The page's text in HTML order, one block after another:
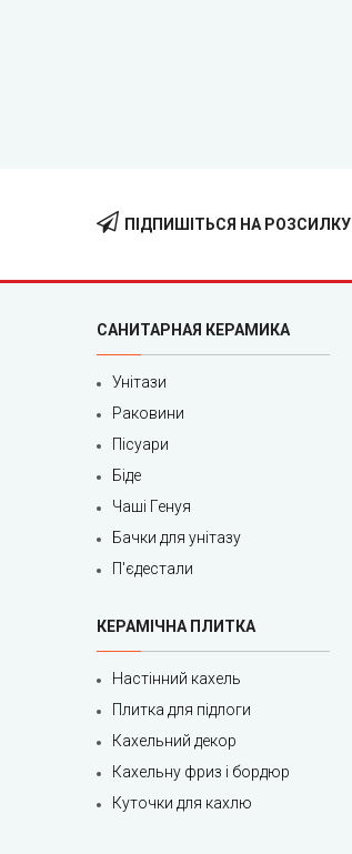
ПІДПИШІТЬСЯ НА РОЗСИЛКУ
САНИТАРНАЯ КЕРАМИКА
Унітази
Раковини
Пісуари
Біде
Чаші Генуя
Бачки для унітазу
П'єдестали
КЕРАМІЧНА ПЛИТКА
Настінний кахель
Плитка для підлоги
Кахельний декор
Кахельну фриз і бордюр
Куточки для кахлю